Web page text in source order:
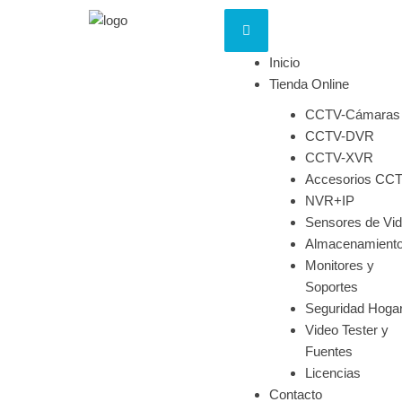
Inicio
Tienda Online
CCTV-Cámaras
CCTV-DVR
CCTV-XVR
Accesorios
NVR+IP
Sensores de
Monitores y
Soportes
Seguridad
Video Tester y
Fuentes
Licencias
Contacto